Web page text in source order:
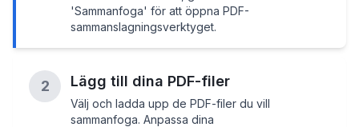
'Sammanfoga' för att öppna PDF-
sammanslagningsverktyget.
2 Lägg till dina PDF-filer
Välj och ladda upp de PDF-filer du vill
sammanfoga. Anpassa dina